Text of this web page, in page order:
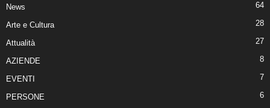
News 64
Arte e Cultura 28
Attualità 27
AZIENDE 8
EVENTI 7
PERSONE 6